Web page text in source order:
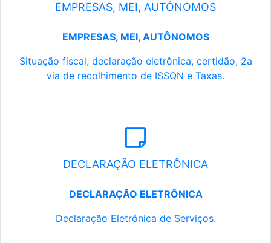
EMPRESAS, MEI, AUTÔNOMOS
EMPRESAS, MEI, AUTÔNOMOS
Situação fiscal, declaração eletrônica, certidão, 2a
via de recolhimento de ISSQN e Taxas.
DECLARAÇÃO ELETRÔNICA
DECLARAÇÃO ELETRÔNICA
Declaração Eletrônica de Serviços.